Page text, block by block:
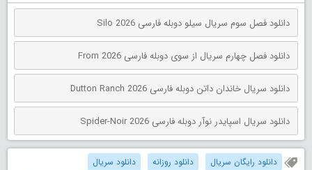
دانلود فصل سوم سریال سیلو دوبله فارسی Silo 2026
دانلود فصل چهارم سریال از سوی دوبله فارسی From 2026
دانلود سریال خاندان داتن دوبله فارسی Dutton Ranch 2026
دانلود سریال اسپایدر نوآر دوبله فارسی Spider-Noir 2026
دانلود رایگان سریال دانلود روزانه
دانلود سریال